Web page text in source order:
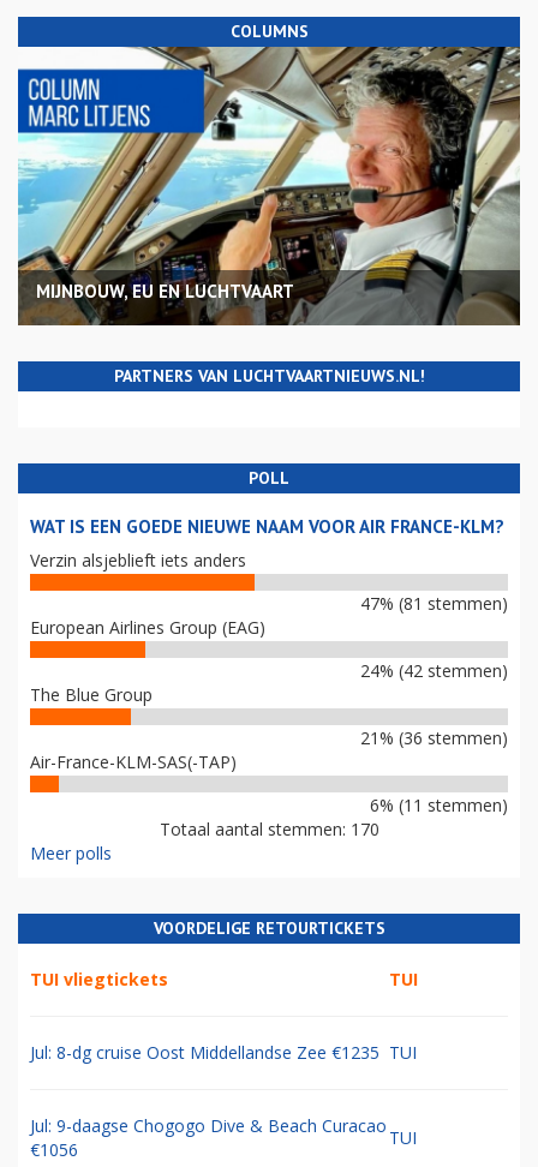
COLUMNS
MIJNBOUW, EU EN LUCHTVAART
PARTNERS VAN LUCHTVAARTNIEUWS.NL!
POLL
WAT IS EEN GOEDE NIEUWE NAAM VOOR AIR FRANCE-KLM?
Verzin alsjeblieft iets anders
47% (81 stemmen)
European Airlines Group (EAG)
24% (42 stemmen)
The Blue Group
21% (36 stemmen)
Air-France-KLM-SAS(-TAP)
6% (11 stemmen)
Totaal aantal stemmen: 170
Meer polls
VOORDELIGE RETOURTICKETS
TUI vliegtickets TUI
Jul: 8-dg cruise Oost Middellandse Zee €1235 TUI
Jul: 9-daagse Chogogo Dive & Beach Curacao
€1056
TUI